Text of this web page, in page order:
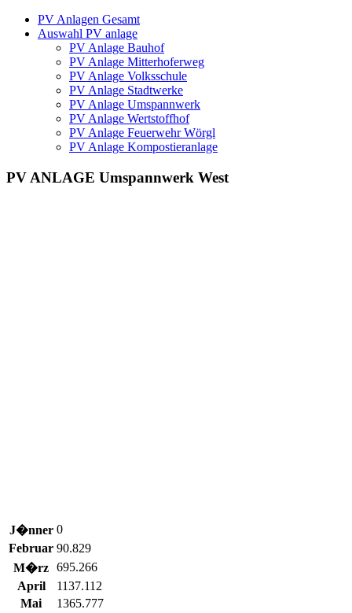
PV Anlagen Gesamt
Auswahl PV anlage
PV Anlage Bauhof
PV Anlage Mitterhoferweg
PV Anlage Volksschule
PV Anlage Stadtwerke
PV Anlage Umspannwerk
PV Anlage Wertstoffhof
PV Anlage Feuerwehr Wörgl
PV Anlage Kompostieranlage
PV ANLAGE Umspannwerk West
J�nner 0
Februar 90.829
M�rz 695.266
April
1137.112
Mai
1365.777